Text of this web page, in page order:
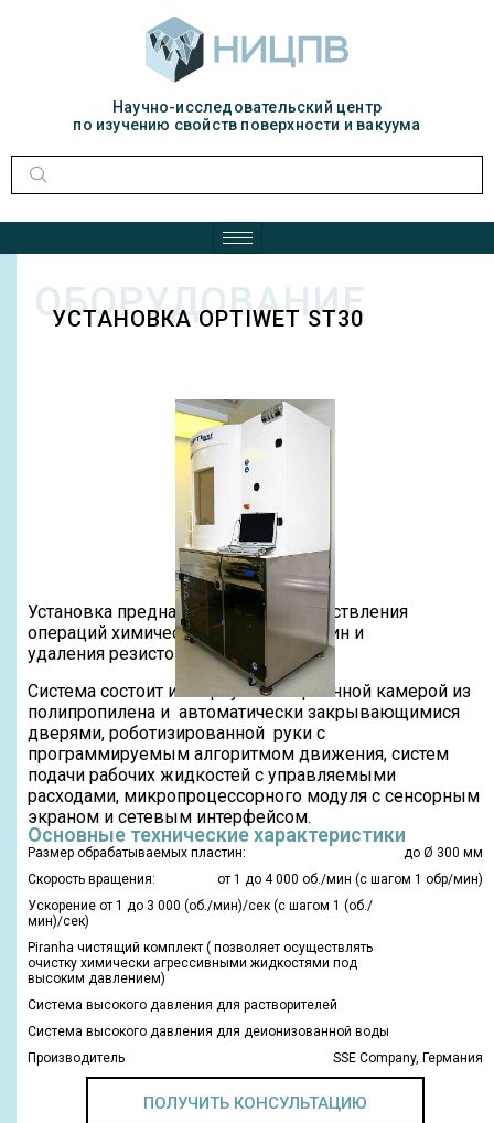
Научно-исследовательский центр
по изучению свойств поверхности и вакуума
УСТАНОВКА OPTIWET ST30
ОБОРУДОВАНИЕ
Установка предназначена для осуществления
операций химической очистки пластин и
удаления резистов.
Система состоит из корпуса с встроенной камерой из
полипропилена и автоматически закрывающимися
дверями, роботизированной руки с
программируемым алгоритмом движения, систем
подачи рабочих жидкостей с управляемыми
расходами, микропроцессорного модуля с сенсорным
экраном и сетевым интерфейсом.
Основные технические характеристики
Размер обрабатываемых пластин:
до Ø 300 мм
Скорость вращения:
от 1 до 4 000 об./мин (с шагом 1 обр/мин)
Ускорение от 1 до 3 000 (об./мин)/сек (с шагом 1 (об./
мин)/сек)
Piranha чистящий комплект ( позволяет осуществлять
очистку химически агрессивными жидкостями под
высоким давлением)
Система высокого давления для растворителей
Система высокого давления для деионизованной воды
Производитель
SSE Company, Германия
ПОЛУЧИТЬ КОНСУЛЬТАЦИЮ